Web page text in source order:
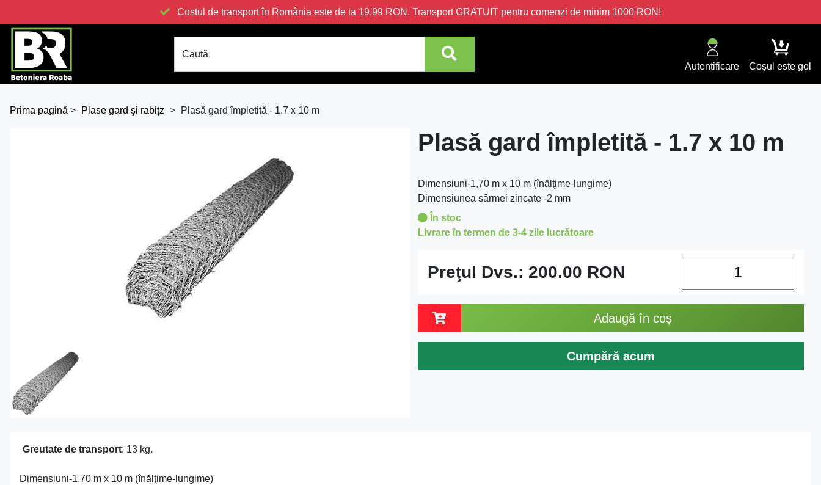
Costul de transport în România este de la 19,99 RON. Transport GRATUIT pentru comenzi de minim 1000 RON!
Caută
Autentificare
Coșul este gol
Prima pagină > Plase gard şi rabiţz > Plasă gard împletită - 1.7 x 10 m
Plasă gard împletită - 1.7 x 10 m
Dimensiuni-1,70 m x 10 m (înălţime-lungime)
Dimensiunea sârmei zincate -2 mm
În stoc
Livrare în termen de 3-4 zile lucrătoare
Preţul Dvs.: 200.00 RON
Adaugă în coș
Cumpără acum
Greutate de transport: 13 kg.
Dimensiuni-1,70 m x 10 m (înălţime-lungime)